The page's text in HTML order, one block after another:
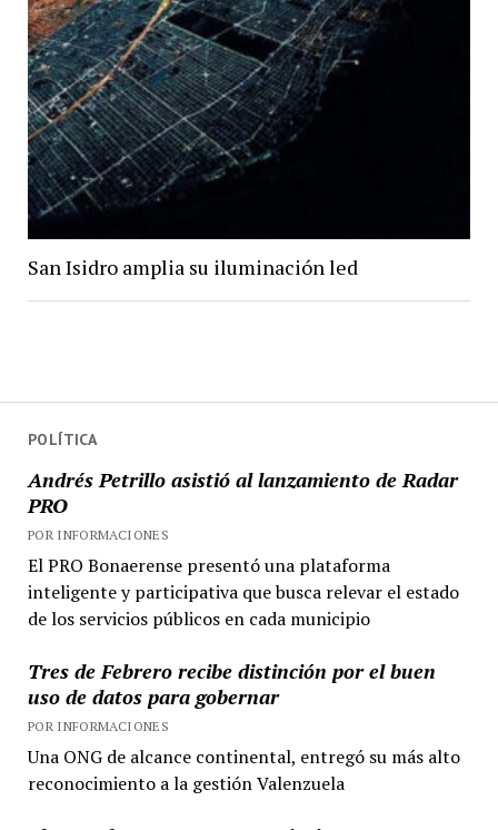
POLÍTICA
Andrés Petrillo asistió al lanzamiento de Radar
PRO
POR INFORMACIONES
El PRO Bonaerense presentó una plataforma
inteligente y participativa que busca relevar el estado
de los servicios públicos en cada municipio
Tres de Febrero recibe distinción por el buen
uso de datos para gobernar
POR INFORMACIONES
Una ONG de alcance continental, entregó su más alto
reconocimiento a la gestión Valenzuela
San Isidro amplia su iluminación led